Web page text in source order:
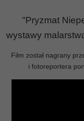
"Pryzmat
wystawy
Film został nagrany
i fotoreportera